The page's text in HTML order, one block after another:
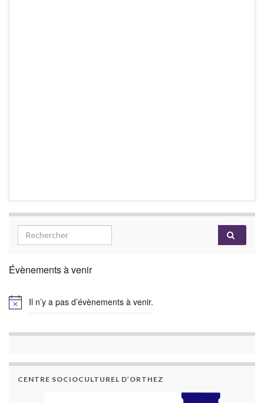
Évènements à venir
Il n’y a pas d’évènements à venir.
CENTRE SOCIOCULTUREL D’ORTHEZ